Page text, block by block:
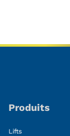
Produits
Lifts